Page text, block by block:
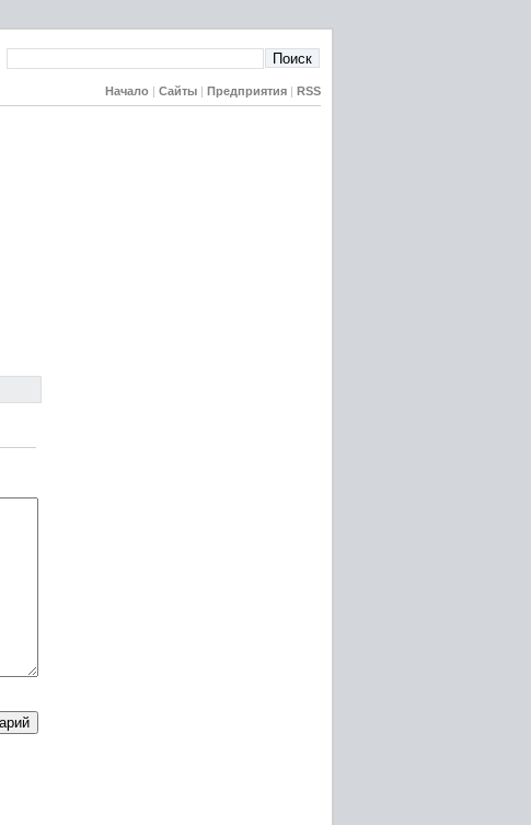
Начало Сайты Предприятия RSS